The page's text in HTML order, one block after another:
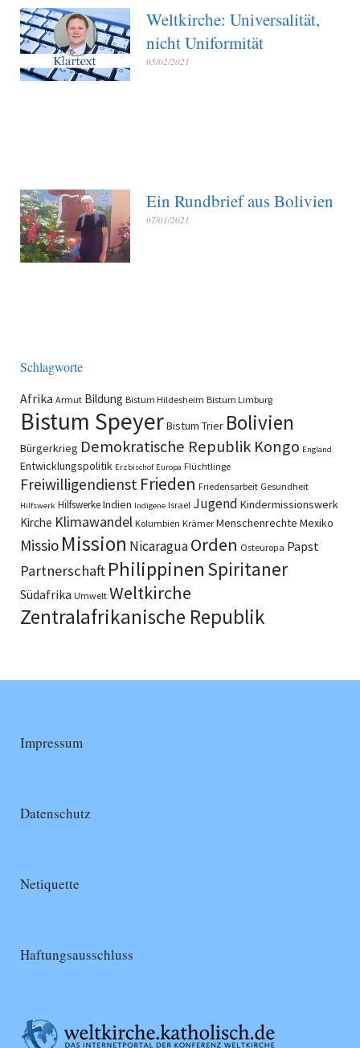
Weltkirche: Universalität,
nicht Uniformität
05/02/2021
Ein Rundbrief aus Bolivien
07/01/2021
Schlagworte
Afrika Armut Bildung Bistum Hildesheim Bistum Limburg
Bistum SpeyerBistum Trier Bolivien
Bürgerkrieg Demokratische Republik Kongo England
Entwicklungspolitik Erzbischof Europa Flüchtlinge
Freiwilligendienst Frieden Friedensarbeit Gesundheit
Hilfswerk HilfswerkeIndien Indigene Israel Jugend Kindermissionswerk
Kirche Klimawandel Kolumbien Krämer Menschenrechte Mexiko
Missio Mission NicaraguaOrden Osteuropa Papst
Partnerschaft Philippinen Spiritaner
Südafrika Umwelt Weltkirche
Zentralafrikanische Republik
Impressum
Datenschutz
Netiquette
Haftungsausschluss